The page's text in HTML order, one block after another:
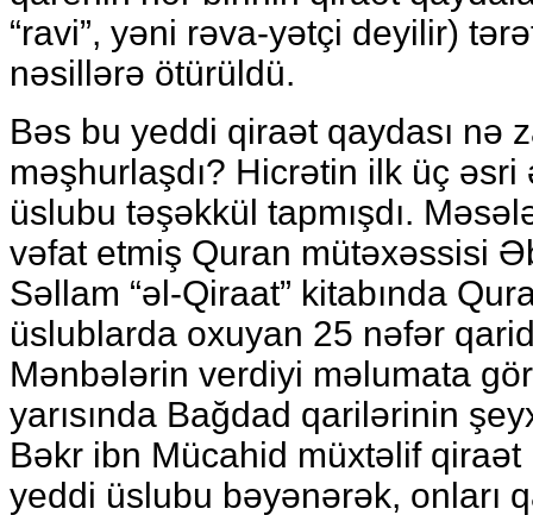
“ravi”, yəni rəva-yətçi deyilir)
nəsillərə ötürüldü.
Bəs bu yeddi qiraət qaydası nə
məşhurlaşdı? Hicrətin ilk üç
üslubu təşəkkül tapmışdı.
vəfat etmiş Quran mütəxəssisi
Səllam “əl-Qiraat” kitabında
üslublarda oxuyan 25 nəfər
Mənbələrin verdiyi məlumata
yarısında Bağdad qarilərinin
Bəkr ibn Mücahid müxtəlif qiraət
yeddi üslubu bəyənərək, onları